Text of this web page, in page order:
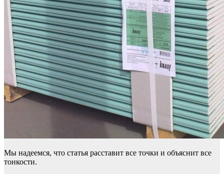
Мы надеемся, что статья расставит все точки и объяснит все
тонкости.